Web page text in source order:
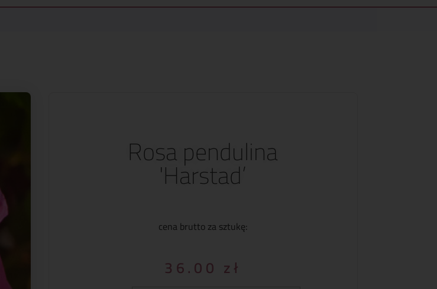
Rosa pendulina
'Harstad’
cena brutto za sztukę:
36.00 zł